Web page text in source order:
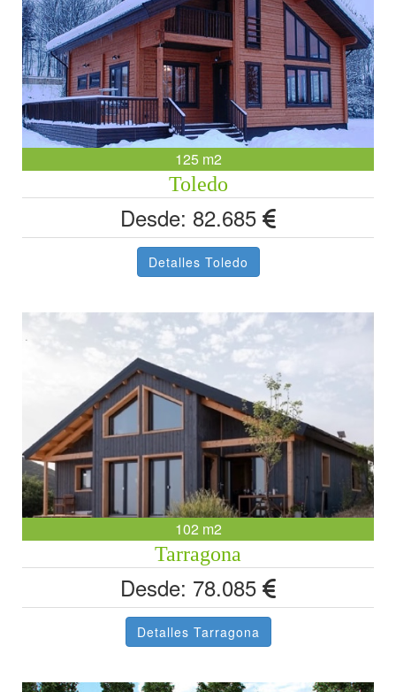
125 m2
Toledo
Desde: 82.685
Detalles Toledo
102 m2
Tarragona
Desde: 78.085
Detalles Tarragona